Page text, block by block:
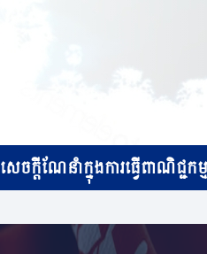
សេចក្ដីណែនាំក្នុងការធ្វើពាណិជ្ជកម្ម